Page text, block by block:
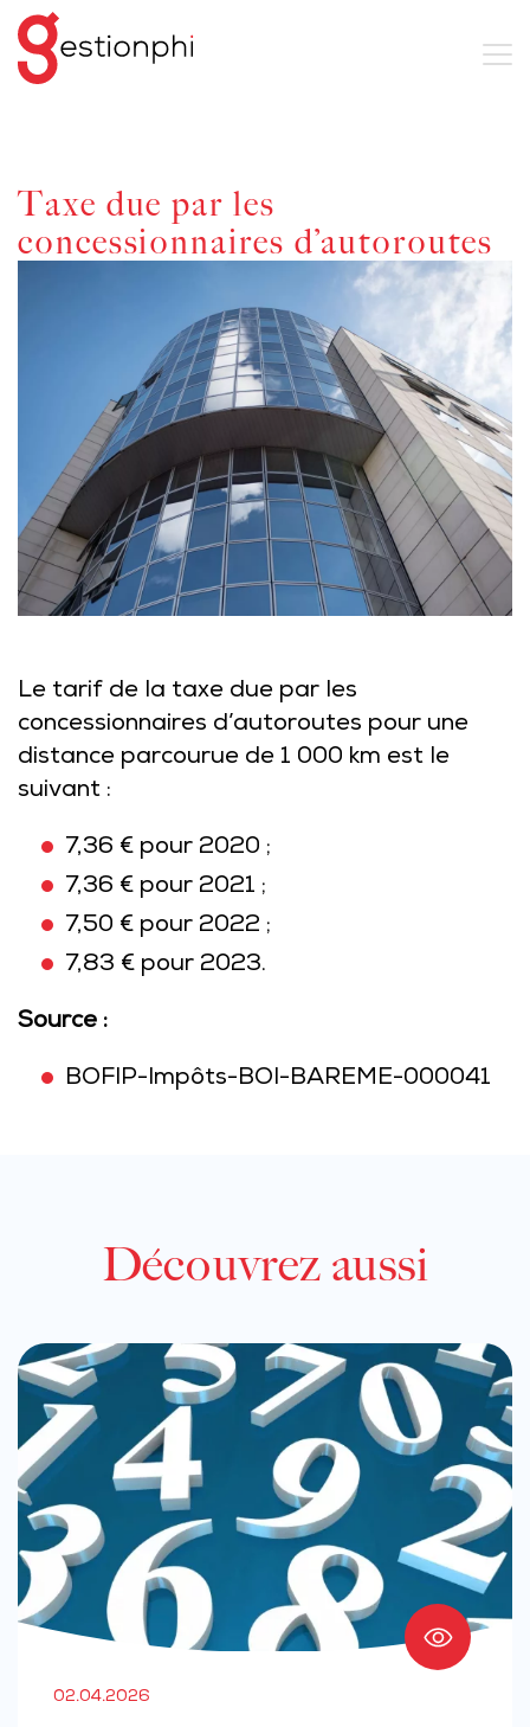
Taxe due par les
concessionnaires d’autoroutes
Le tarif de la taxe due par les
concessionnaires d’autoroutes pour une
distance parcourue de 1 000 km est le
suivant :
7,36 € pour 2020 ;
7,36 € pour 2021 ;
7,50 € pour 2022 ;
7,83 € pour 2023.
Source :
BOFIP-Impôts-BOI-BAREME-000041
Découvrez aussi
02.04.2026